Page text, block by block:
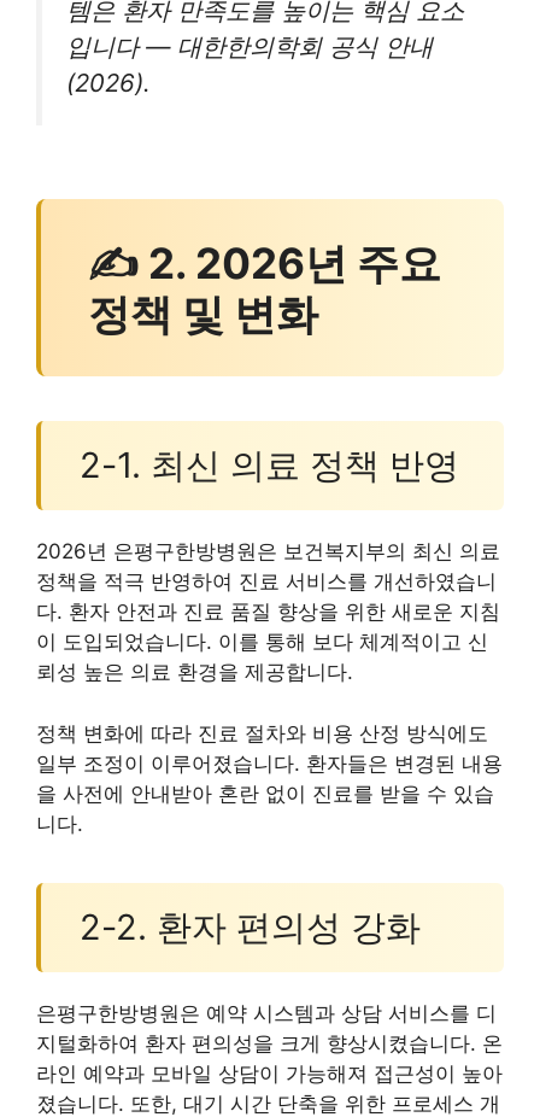
템은 환자 만족도를 높이는 핵심 요소
입니다 — 대한한의학회 공식 안내
(2026).
✍ 2. 2026년 주요
정책 및 변화
2-1. 최신 의료 정책 반영
2026년 은평구한방병원은 보건복지부의 최신 의료
정책을 적극 반영하여 진료 서비스를 개선하였습니
다. 환자 안전과 진료 품질 향상을 위한 새로운 지침
이 도입되었습니다. 이를 통해 보다 체계적이고 신
뢰성 높은 의료 환경을 제공합니다.
정책 변화에 따라 진료 절차와 비용 산정 방식에도
일부 조정이 이루어졌습니다. 환자들은 변경된 내용
을 사전에 안내받아 혼란 없이 진료를 받을 수 있습
니다.
2-2. 환자 편의성 강화
은평구한방병원은 예약 시스템과 상담 서비스를 디
지털화하여 환자 편의성을 크게 향상시켰습니다. 온
라인 예약과 모바일 상담이 가능해져 접근성이 높아
졌습니다. 또한, 대기 시간 단축을 위한 프로세스 개